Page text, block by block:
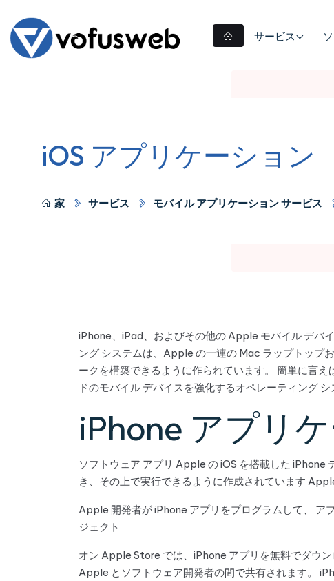
サービス
iOS アプリケーション
家 サービス モバイル アプリケーション サービス
iPhone、iPad、およびその他の Apple モバイル デバ
ング システムは、Apple の一連の Mac ラップトップ
ークを構築できるように作られています。 簡単に言
ドのモバイル デバイスを強化するオペレーティング シ
iPhone アプリ
ソフトウェア アプリ Apple の iOS を搭載した
き、その上で実行できるように作成されています
Apple 開発者が iPhone アプリをプログラムして、 ア
ジェクト
オン Apple Store では、iPhone アプリを無料でダウ
Apple とソフトウェア開発者の間で共有されます。